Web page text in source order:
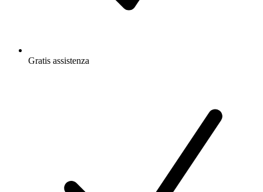
Gratis assistenza